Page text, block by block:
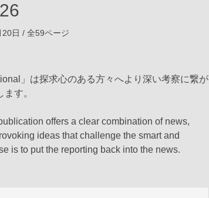
日 / 全59ページ
」は探求心のある方々へより深い考察に繋が
す。
offers a clear combination of news,
ideas that challenge the smart and
is to put the reporting back into the news.